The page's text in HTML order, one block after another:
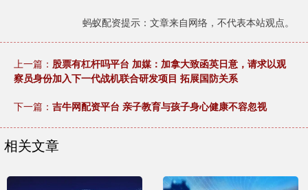
蚂蚁配资提示：文章来自网络，不代表本站观点。
上一篇： 股票有杠杆吗平台 加媒：加拿大致函英日意，请求以观
察员身份加入下一代战机联合研发项目 拓展国防关系
下一篇： 吉牛网配资平台 亲子教育与孩子身心健康不容忽视
相关文章